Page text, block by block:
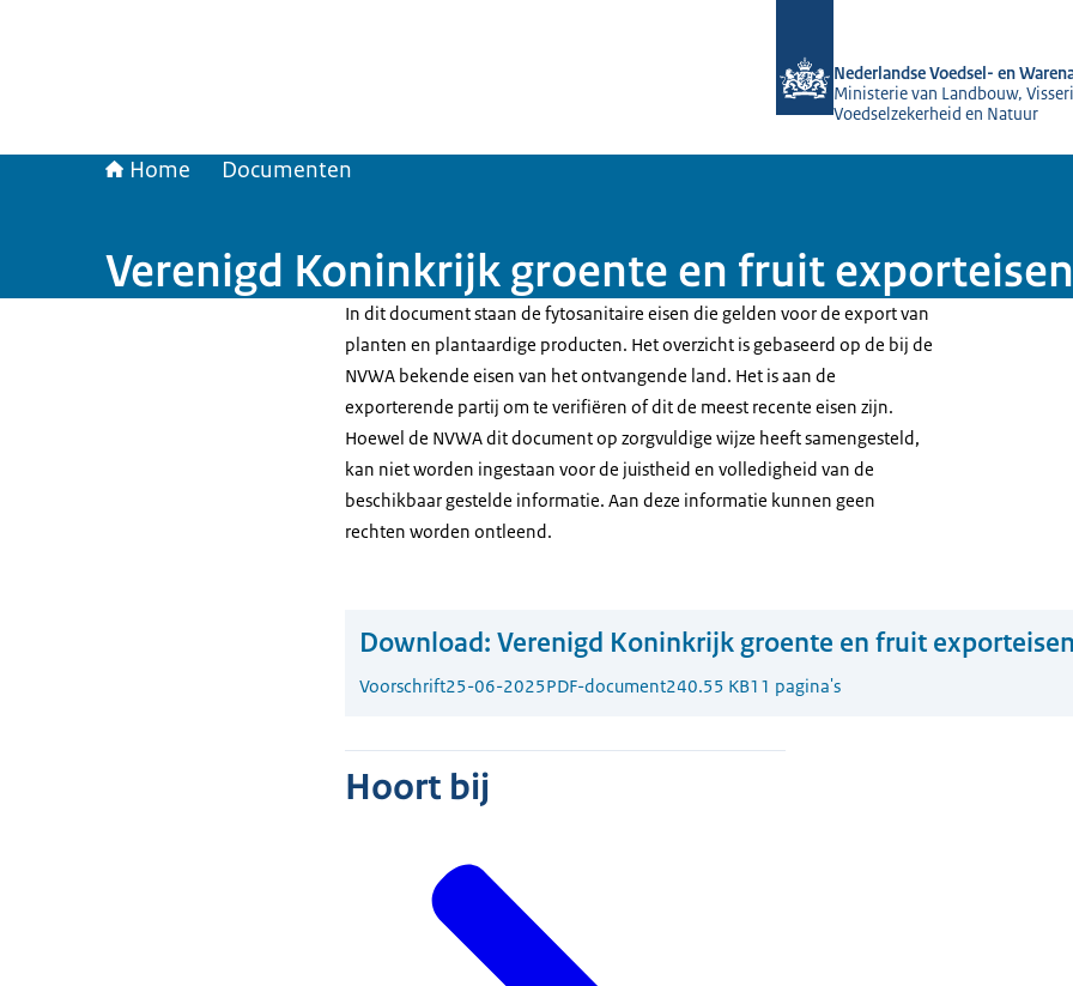
Nederlandse Voedsel- en
Ministerie van Landbouw,
Voedselzekerheid en Natuur
Home Documenten
Verenigd Koninkrijk groente en fruit exporteisen
In dit document staan de fytosanitaire eisen die gelden voor de export van
planten en plantaardige producten. Het overzicht is gebaseerd op de bij de
NVWA bekende eisen van het ontvangende land. Het is aan de
exporterende partij om te verifiëren of dit de meest recente eisen zijn.
Hoewel de NVWA dit document op zorgvuldige wijze heeft samengesteld,
kan niet worden ingestaan voor de juistheid en volledigheid van de
beschikbaar gestelde informatie. Aan deze informatie kunnen geen
rechten worden ontleend.
Download: Verenigd Koninkrijk groente en fruit
Voorschrift25-06-2025PDF-document240.55 KB11 pagina's
Hoort bij